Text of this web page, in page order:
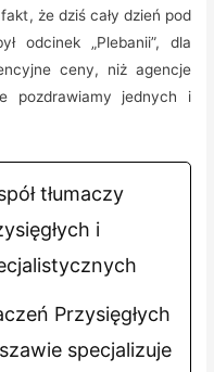
że dziś cały dzień pod
odcinek „Plebanii”, dla
ceny, niż agencje
pozdrawiamy jednych i
tłumaczy
i
Przysięgłych
specjalizuje